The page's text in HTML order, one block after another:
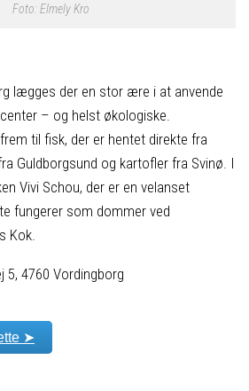
Foto: Elmely Kro
lægges der en stor ære i at anvende
– og helst økologiske.
til fisk, der er hentet direkte fra
Guldborgsund og kartofler fra Svinø. I
Vivi Schou, der er en velanset
fungerer som dommer ved
Kok.
5, 4760 Vordingborg
➤